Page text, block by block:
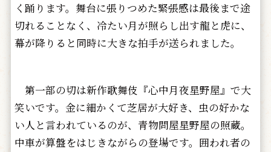
く踊ります。舞台に張りつめた緊張感は最後まで途
切れることなく、冷たい月が照らし出す龍と虎に、
幕が降りると同時に大きな拍手が送られました。
第一部の切は新作歌舞伎『心中月夜星野屋』で大
笑いです。金に細かくて芝居が大好き、虫の好かな
い人と言われているのが、青物問屋星野屋の照蔵。
中車が算盤をはじきながらの登場です。囲われ者の